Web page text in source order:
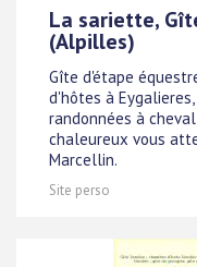
La sariette,
(Alpilles)
Gîte d'étape
d'hôtes à
randonnées à
chaleureux vous
Marcellin.
Site perso